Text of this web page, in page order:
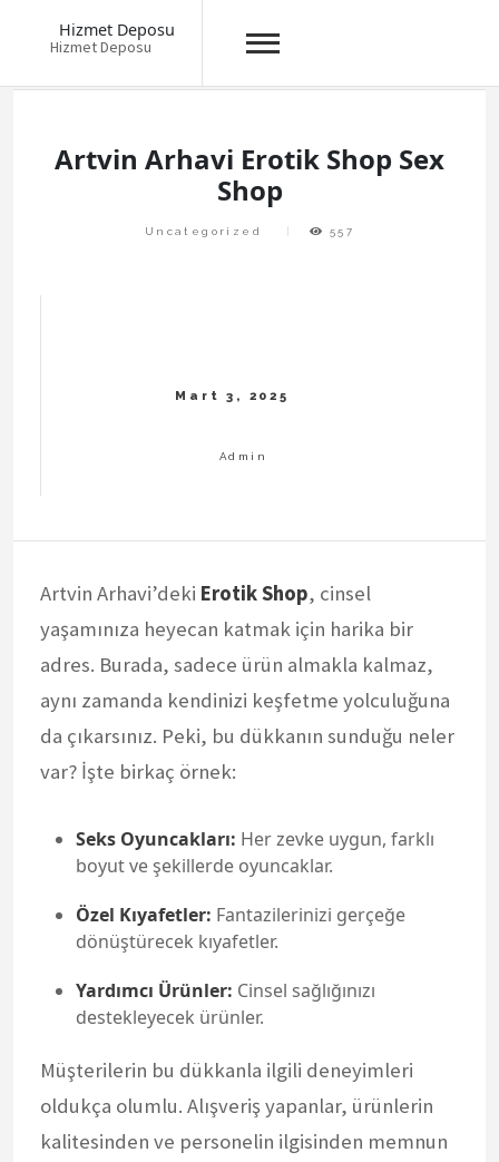
Hizmet Deposu
Hizmet Deposu
Artvin Arhavi Erotik Shop Sex
Shop
Uncategorized 557
Artvin Arhavi’deki Erotik Shop, cinsel
yaşamınıza heyecan katmak için harika bir
adres. Burada, sadece ürün almakla kalmaz,
aynı zamanda kendinizi keşfetme yolculuğuna
da çıkarsınız. Peki, bu dükkanın sunduğu neler
var? İşte birkaç örnek:
Seks Oyuncakları: Her zevke uygun, farklı
boyut ve şekillerde oyuncaklar.
Özel Kıyafetler: Fantazilerinizi gerçeğe
dönüştürecek kıyafetler.
Yardımcı Ürünler: Cinsel sağlığınızı
destekleyecek ürünler.
Müşterilerin bu dükkanla ilgili deneyimleri
oldukça olumlu. Alışveriş yapanlar, ürünlerin
kalitesinden ve personelin ilgisinden memnun